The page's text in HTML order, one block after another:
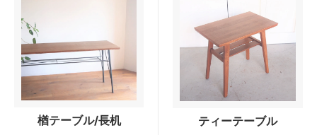
楢テーブル/長机 ティーテーブル